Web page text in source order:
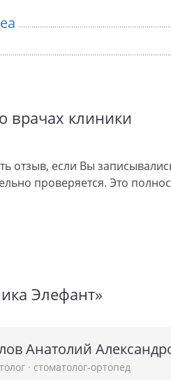
врачах клиники
отзыв, если Вы
проверяется. Это
Элефант»
Анатолий
· стоматолог-ортопед